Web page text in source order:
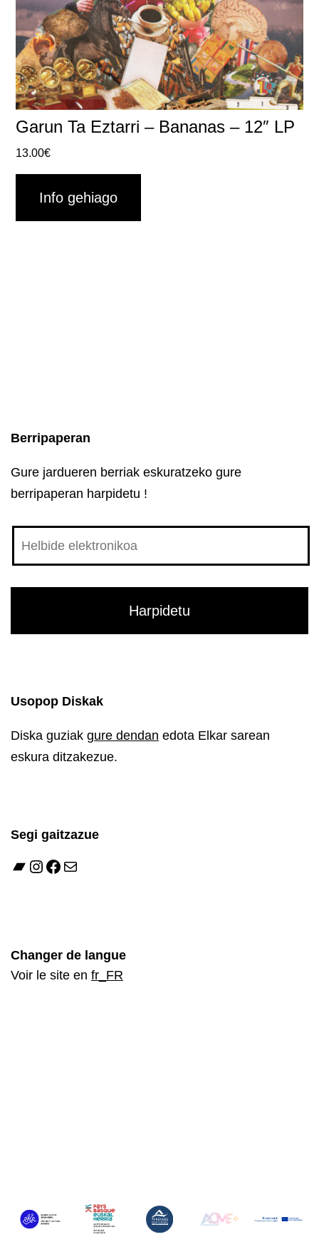
Garun Ta Eztarri – Bananas – 12″ LP
13.00€
Info gehiago
Berripaperan
Gure jardueren berriak eskuratzeko gure
berripaperan harpidetu !
Usopop Diskak
Diska guziak gure dendan edota Elkar sarean
eskura ditzakezue.
Segi gaitzazue
Bandcamp
Instagram
Facebook
Mail
Changer de langue
Voir le site en fr_FR